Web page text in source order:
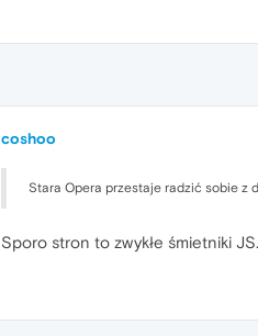
coshoo
Stara Opera przestaje radzić sobie z
Sporo stron to zwykłe śmietniki